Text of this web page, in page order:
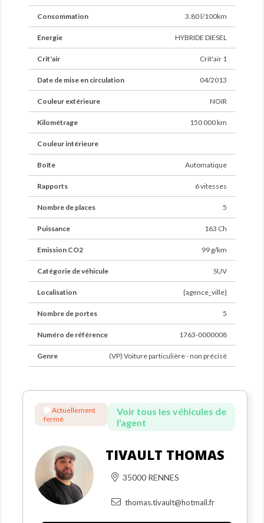
Consommation 3.80 l/100km
Energie HYBRIDE DIESEL
Crit'air Crit'air 1
Date de mise en circulation 04/2013
Couleur extérieure NOIR
Kilométrage 150 000 km
Couleur intérieure
Boîte Automatique
Rapports 6 vitesses
Nombre de places 5
Puissance 163 Ch
Emission CO2 99 g/km
Catégorie de véhicule SUV
Localisation {agence_ville}
Nombre de portes 5
Numéro de référence 1763-0000008
Genre (VP) Voiture particulière - non précisé
Actuellement
fermé
Voir tous les véhicules de
l'agent
TIVAULT THOMAS
35000 RENNES
thomas.tivault@hotmail.fr